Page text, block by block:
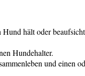
hält oder
Hundehalter.
und einen